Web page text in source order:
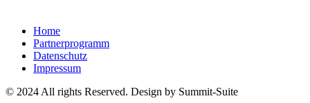
Home
Partnerprogramm
Datenschutz
Impressum
© 2024 All rights Reserved. Design by Summit-Suite